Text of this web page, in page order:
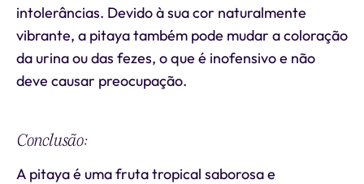
intolerâncias. Devido à sua cor naturalmente
vibrante, a pitaya também pode mudar a coloração
da urina ou das fezes, o que é inofensivo e não
deve causar preocupação.
Conclusão:
A pitaya é uma fruta tropical saborosa e